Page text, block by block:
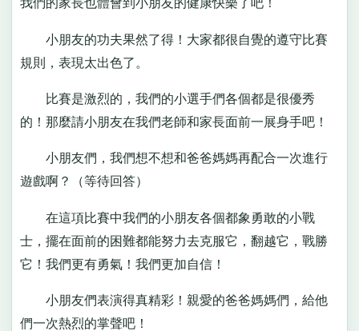
我們的家長也體會到小朋友的健康快樂了吧！
小朋友的功夫果然了得！大家都很自覺的遵守比賽
規則，表現太出色了。
比賽是激烈的，我們的小選手們各個都是很優秀
的！那麼請小朋友在我們老師和家長面前一展身手吧！
小朋友們，我們想不想和爸爸媽媽再配合一次進行
遊戲啊？（等待回答）
在這項比賽中我們的小朋友各個都象勇敢的小戰
士，擺在面前的困難都能努力去克服它，翻越它，戰勝
它！我們更有勇氣！我們更加自信！
小朋友們表演得真精彩！親愛的爸爸媽媽們，給他
們一次熱烈的掌聲吧！